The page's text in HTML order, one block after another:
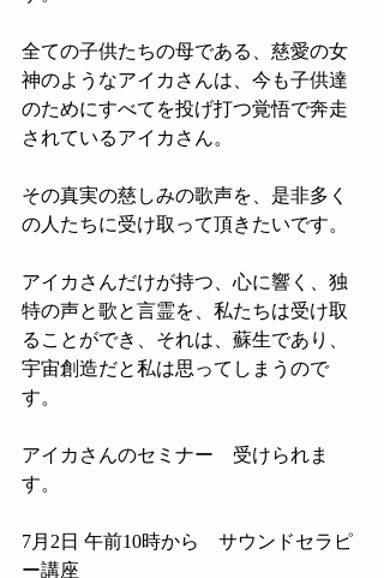
全ての子供たちの母である、慈愛の女
神のようなアイカさんは、今も子供達
のためにすべてを投げ打つ覚悟で奔走
されているアイカさん。
その真実の慈しみの歌声を、是非多く
の人たちに受け取って頂きたいです。
アイカさんだけが持つ、心に響く、独
特の声と歌と言霊を、私たちは受け取
ることができ、それは、蘇生であり、
宇宙創造だと私は思ってしまうので
す。
アイカさんのセミナー　受けられま
す。
7月2日 午前10時から　サウンドセラピ
ー講座